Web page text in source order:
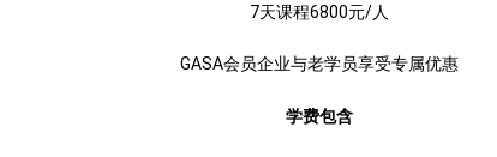
7天课程6800元/人
GASA会员企业与老学员享受专属优惠
学费包含